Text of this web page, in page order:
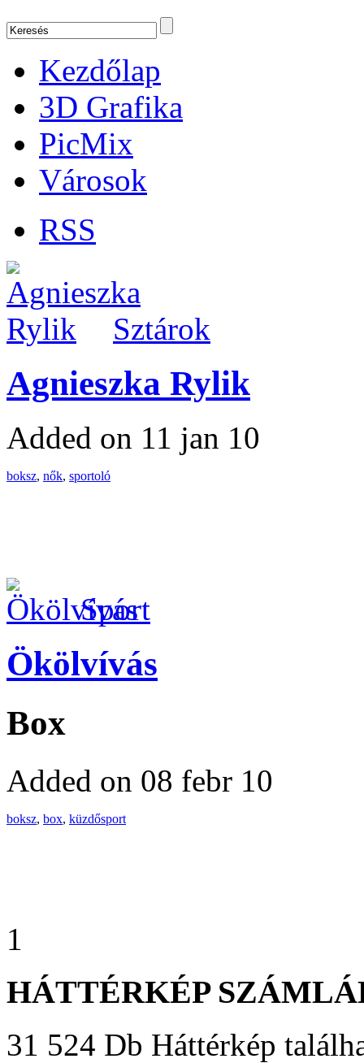
Kezdőlap
3D Grafika
PicMix
Városok
RSS
Sztárok
Agnieszka Rylik
Added on 11 jan 10
boksz, nők, sportoló
Sport
Ökölvívás
Box
Added on 08 febr 10
boksz, box, küzdősport
1
HÁTTÉRKÉP
31 524 Db Háttérkép